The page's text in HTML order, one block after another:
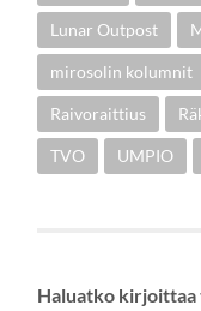
Lunar Outpost
mirosolin kolumnit
Raivoraittius
TVO UMPIO
Haluatko kirjoittaa